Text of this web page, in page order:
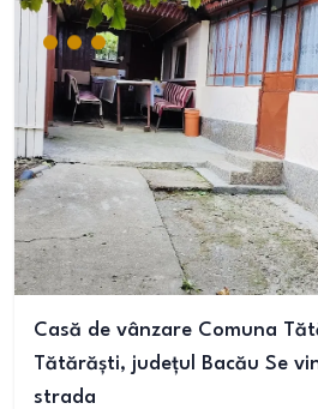
Casă de vânzare Comuna
Tătărăști, județul Bacău Se
strada